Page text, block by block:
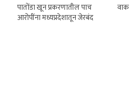
पातोंडा खून प्रकरणातील पाच
आरोपींना मध्यप्रदेशातून जेरबंद